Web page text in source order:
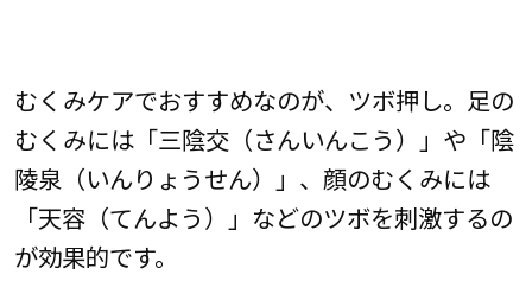
むくみケアでおすすめなのが、ツボ押し。足の
むくみには「三陰交（さんいんこう）」や「陰
陵泉（いんりょうせん）」、顔のむくみには
「天容（てんよう）」などのツボを刺激するの
が効果的です。